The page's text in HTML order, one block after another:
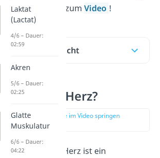
geht’s direkt zum Video !
Inhaltsübersicht
ist das Herz?
zur Stelle im Video springen
(00:14)
Das menschliche Herz ist ein
Laktat
(Lactat)
4/6 – Dauer:
02:59
Akren
5/6 – Dauer:
02:25
Glatte
Muskulatur
6/6 – Dauer:
04:22